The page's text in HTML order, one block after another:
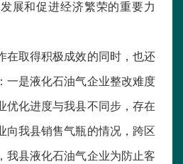
展和促进经济繁荣的重要力
取得积极成效的同时，也还
一是液化石油气企业整改难度
优化进度与我县不同步，存在
向我县销售气瓶的情况，跨区
我县液化石油气企业为防止客